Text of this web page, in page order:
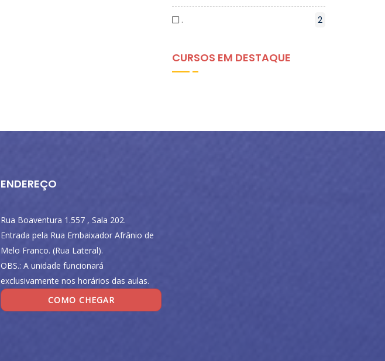
. 2
CURSOS EM DESTAQUE
ENDEREÇO
Rua Boaventura 1.557 , Sala 202.
Entrada pela Rua Embaixador Afrânio de
Melo Franco. (Rua Lateral).
OBS.: A unidade funcionará
exclusivamente nos horários das aulas.
COMO CHEGAR